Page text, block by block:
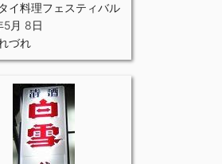
イ料理フェスティバル
月 8日
づれ